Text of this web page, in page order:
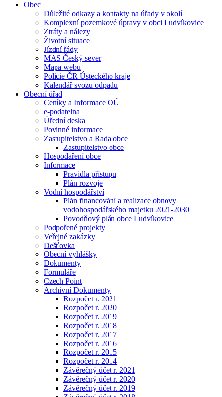
Obec
Důležité odkazy a kontakty na úřady v okolí
Komplexní pozemkové úpravy v obci Ludvíkovice
Ztráty a nálezy
Životní situace
Jízdní řády
MAS Český sever
Mapa webu
Policie ČR Ústeckého kraje
Kalendář svozu odpadu
Obecní úřad
Ceníky a Informace OÚ
e-podatelna
Úřední deska
Povinné informace
Zastupitelstvo a Rada obce
Zastupitelstvo obce
Hospodaření obce
Informace
Pravidla přístupu
Plán rozvoje
Vodní hospodářství
Plán financování a realizace obnovy
vodohospodářského majetku 2021-2030
Povodňový plán obce Ludvíkovice
Podpořené projekty
Veřejné zakázky
Dešťovka
Obecní vyhlášky
Dokumenty
Formuláře
Czech Point
Archivní Dokumenty
Rozpočet r. 2021
Rozpočet r. 2020
Rozpočet r. 2019
Rozpočet r. 2018
Rozpočet r. 2017
Rozpočet r. 2016
Rozpočet r. 2015
Rozpočet r. 2014
Závěrečný účet r. 2021
Závěrečný účet r. 2020
Závěrečný účet r. 2019